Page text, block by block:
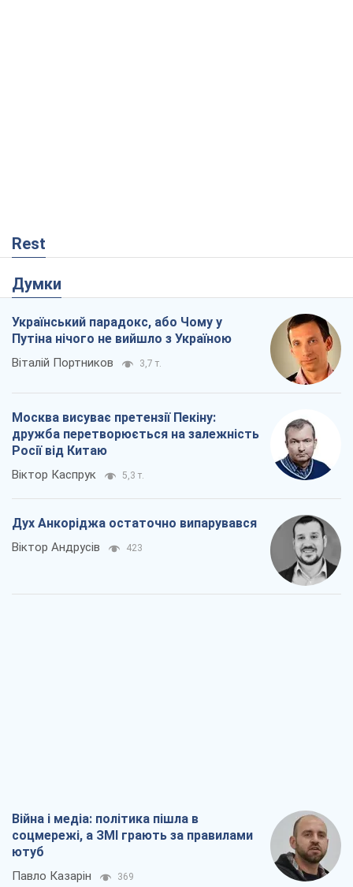
Rest
Думки
Український парадокс, або Чому у
Путіна нічого не вийшло з Україною
Віталій Портников 3,7 т.
Москва висуває претензії Пекіну:
дружба перетворюється на залежність
Росії від Китаю
Віктор Каспрук 5,3 т.
Дух Анкоріджа остаточно випарувався
Віктор Андрусів 423
Війна і медіа: політика пішла в
соцмережі, а ЗМІ грають за правилами
ютуб
Павло Казарін 369